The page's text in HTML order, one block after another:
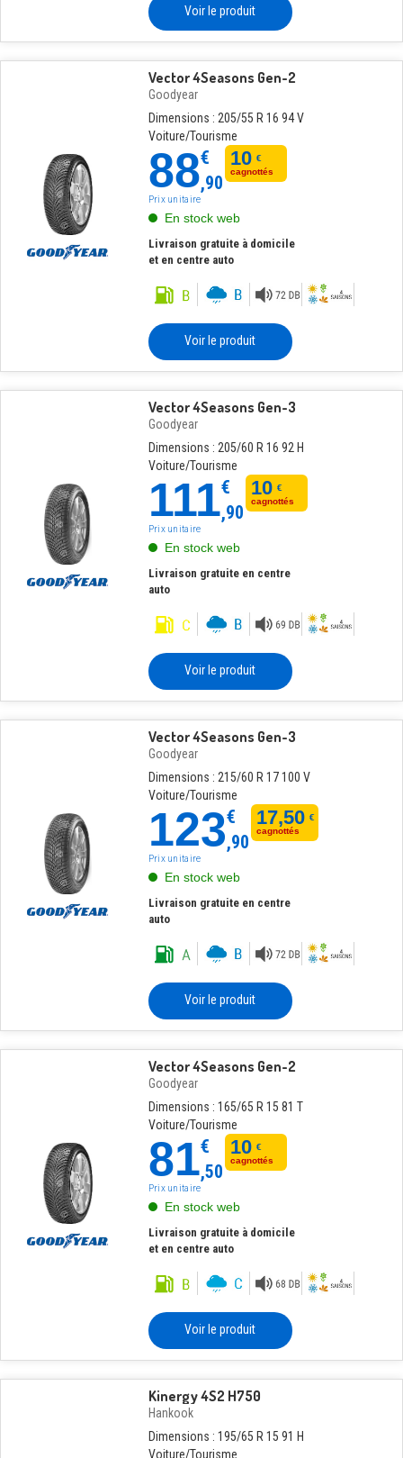
Voir le produit
Vector 4Seasons Gen-2
Goodyear
Dimensions : 205/55 R 16 94 V
Voiture/Tourisme
88€
,90
10 €
cagnottés
Prix unitaire
En stock web
Livraison gratuite à domicile
et en centre auto
Voir le produit
Vector 4Seasons Gen-3
Goodyear
Dimensions : 205/60 R 16 92 H
Voiture/Tourisme
111€
,90
10 €
cagnottés
Prix unitaire
En stock web
Livraison gratuite en centre
auto
Voir le produit
Vector 4Seasons Gen-3
Goodyear
Dimensions : 215/60 R 17 100 V
Voiture/Tourisme
123€
,90
17,50 €
cagnottés
Prix unitaire
En stock web
Livraison gratuite en centre
auto
Voir le produit
Vector 4Seasons Gen-2
Goodyear
Dimensions : 165/65 R 15 81 T
Voiture/Tourisme
81€
,50
10 €
cagnottés
Prix unitaire
En stock web
Livraison gratuite à domicile
et en centre auto
Voir le produit
Kinergy 4S2 H750
Hankook
Dimensions : 195/65 R 15 91 H
Voiture/Tourisme